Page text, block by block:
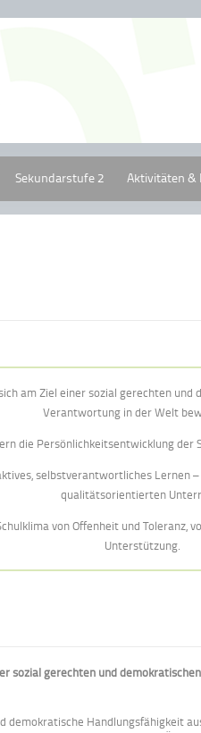
Sekundarstufe 2 Aktivitäten &
am Ziel einer sozial gerechten und
Verantwortung in der Welt
die Persönlichkeitsentwicklung der
selbstverantwortliches Lernen
qualitätsorientierten
von Offenheit und Toleranz,
Unterstützung.
sozial gerechten und
demokratische Handlungsfähigkeit